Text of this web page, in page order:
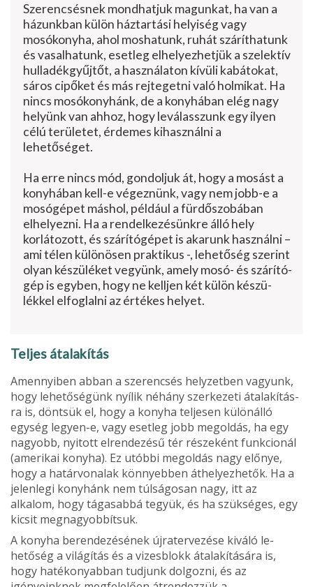
Szerencsésnek mondhatjuk magunkat, ha van a
házunkban külön háztartási helyiség vagy
mosókonyha, ahol moshatunk, ruhát szárít­hatunk
és vasalhatunk, esetleg elhelyezhetjük a szelektív
hulladékgyűjtőt, a használaton kívüli kabátokat,
sáros cipőket és más rejtegetni való holmikat. Ha
nincs mosókonyhánk, de a kony­hában elég nagy
helyünk van ahhoz, hogy leválasszunk egy ilyen
célú területet, érdemes kihasználni a
lehetőséget.
Ha erre nincs mód, gondoljuk át, hogy a mosást a
konyhában kell-e végeznünk, vagy nem jobb-e a
mosógépet máshol, például a fürdőszobában
elhelyezni. Ha a rendelkezésünkre álló hely
korlátozott, és szárítógépet is akarunk használni –
ami télen különösen praktikus -, lehetőség szerint
olyan készüléket vegyünk, amely mosó- és szárító­
gép is egyben, hogy ne kelljen két külön készü­
lékkel elfoglalni az értékes helyet.
Teljes átalakítás
Amennyiben abban a szerencsés helyzetben vagyunk,
hogy lehetőségünk nyílik néhány szerkezeti átalakítás­
ra is, döntsük el, hogy a konyha teljesen különálló
egység legyen-e, vagy esetleg jobb megoldás, ha egy
nagyobb, nyitott elrendezésű tér részeként funkcionál
(amerikai konyha). Ez utóbbi megoldás nagy előnye,
hogy a határvonalak könnyebben áthelyezhetők. Ha a
jelenlegi konyhánk nem túlságosan nagy, itt az
alkalom, hogy tágasabbá tegyük, és ha szükséges, egy
kicsit megnagyobbítsuk.
A konyha berendezésének újratervezése kiváló le­
hetőség a világítás és a vizesblokk átalakítására is,
hogy hatékonyabban tudjunk dolgozni, és az